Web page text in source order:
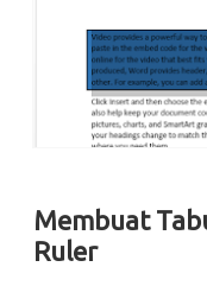
Membuat
Ruler